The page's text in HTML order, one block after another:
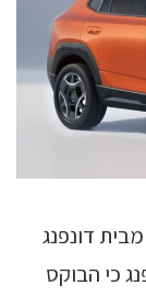
דונפנג
כי הבוקס